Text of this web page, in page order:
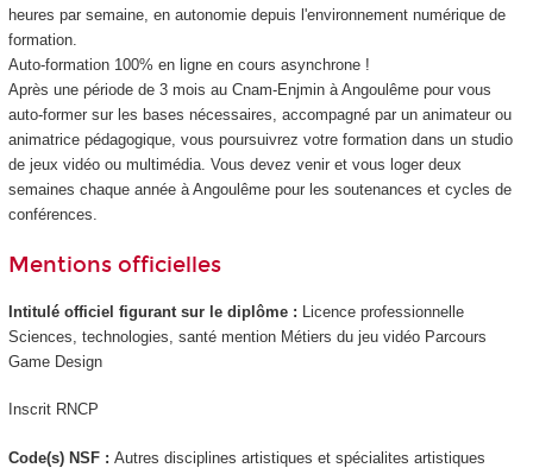
heures par semaine, en autonomie depuis l'environnement numérique de
formation.
Auto-formation 100% en ligne en cours asynchrone !
Après une période de 3 mois au Cnam-Enjmin à Angoulême pour vous
auto-former sur les bases nécessaires, accompagné par un animateur ou
animatrice pédagogique, vous poursuivrez votre formation dans un studio
de jeux vidéo ou multimédia. Vous devez venir et vous loger deux
semaines chaque année à Angoulême pour les soutenances et cycles de
conférences.
Mentions officielles
Intitulé officiel figurant sur le diplôme : Licence professionnelle
Sciences, technologies, santé mention Métiers du jeu vidéo Parcours
Game Design
Inscrit RNCP
Code(s) NSF : Autres disciplines artistiques et spécialites artistiques